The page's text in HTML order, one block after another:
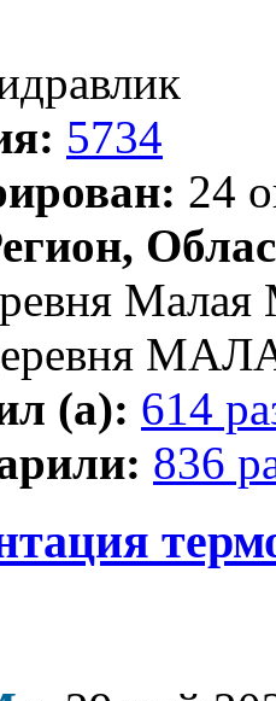
5734
24
Малая
(а): 614
836